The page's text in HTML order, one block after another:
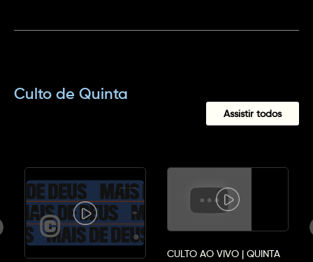
Culto de Quinta
Assistir todos
CULTO AO VIVO | QUINTA